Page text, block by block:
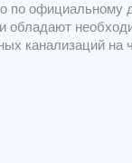
по
обладают
канализаций на